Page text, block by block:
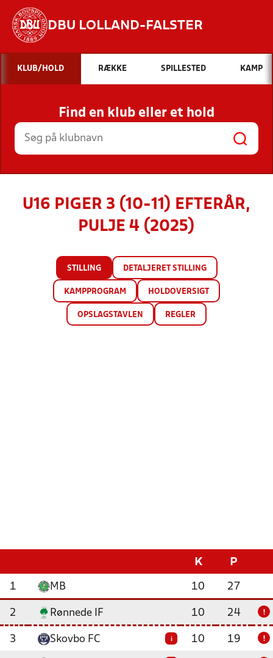
DBU LOLLAND-FALSTER
Hvad vil du søge efter?
INDHOLD OG NYHEDER
STILLINGER, RESULTATER, KLUBBER OG
HOLD
KLUB/HOLD RÆKKE SPILLESTED KAMP
Find en klub eller et hold
U16 PIGER 3 (10-11) EFTERÅR,
PULJE 4 (2025)
STILLING DETALJERET STILLING
KAMPPROGRAM HOLDOVERSIGT
OPSLAGSTAVLEN REGLER
K P
1 MB 10 27
2 Rønnede IF 10 24 !
3 Skovbo FC i 10 19 !